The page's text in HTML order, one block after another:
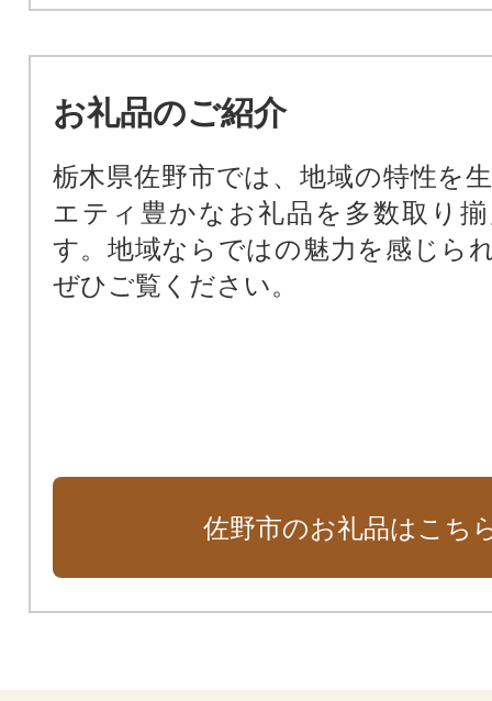
お礼品のご紹介
栃木県佐野市では、地域の特性を
エティ豊かなお礼品を多数取り
す。地域ならではの魅力を感じら
ぜひご覧ください。
佐野市のお礼品はこち